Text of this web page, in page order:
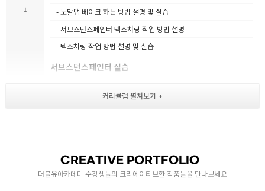
1
- 노말맵 베이크 하는 방법 설명 및 실습
- 서브스턴스페인터 텍스쳐링 작업 방법 설명
- 텍스처링 작업 방법 설명 및 실습
서브스턴스페인터 실습
CREATIVE PORTFOLIO
더블유아카데미 수강생들의 크리에이티브한 작품들을 만나보세요